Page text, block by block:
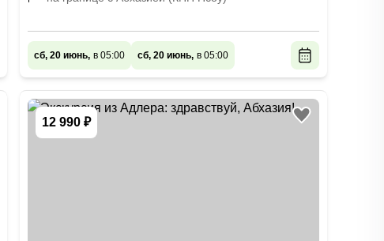
сб, 20 июнь, в 05:00 сб, 20 июнь, в 05:00
12 990 ₽